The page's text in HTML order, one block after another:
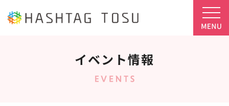
イベント情報